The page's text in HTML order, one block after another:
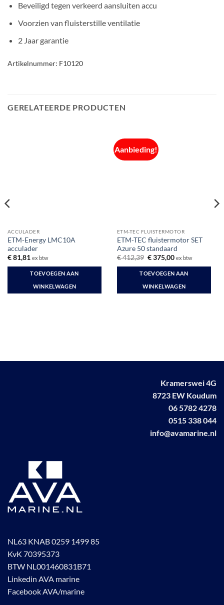
Beveiligd tegen verkeerd aansluiten accu
Voorzien van fluisterstille ventilatie
2 Jaar garantie
Artikelnummer: F10120
GERELATEERDE PRODUCTEN
ACCULADER
ETM-Energy LMC10A
acculader
€81,81 ex btw
TOEVOEGEN AAN
WINKELWAGEN
Aanbieding!
ETM-TEC FLUISTERMOTOR
ETM-TEC fluistermotor SET
Azure 50 standaard
€412,39 Oorspronkelijke
was:
€ 412,39.
€375,00Huidige
is:
€ 375,00.
ex btw
TOEVOEGEN AAN
WINKELWAGEN
Kramerswei 4G
8723 EW Koudum
06 5782 4278
0515 338 044
info@avamarine.nl
NL63 KNAB 0259 1499 85
KvK 70395373
BTW NL001460831B71
Linkedin AVA marine
Facebook AVA/marine